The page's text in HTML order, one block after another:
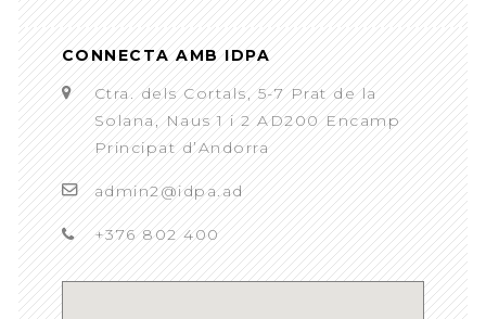
CONNECTA AMB IDPA
Ctra. dels Cortals, 5-7 Prat de la
Solana, Naus 1 i 2 AD200 Encamp
Principat d’Andorra
admin2@idpa.ad
+376 802 400